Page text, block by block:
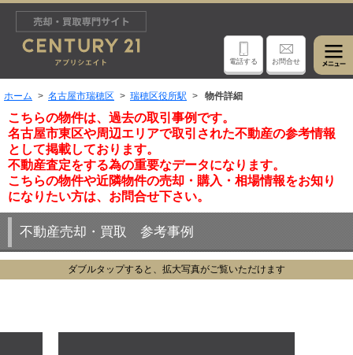
電話する お問合せ
ホーム 名古屋市瑞穂区 瑞穂区役所駅 物件詳細
こちらの物件は、過去の取引事例です。
名古屋市東区や周辺エリアで取引された不動産の参考情報
として掲載しております。
不動産査定をする為の重要なデータになります。
こちらの物件や近隣物件の売却・購入・相場情報をお知り
になりたい方は、お問合せ下さい。
不動産売却・買取 参考事例
ダブルタップすると、拡大写真がご覧いただけます